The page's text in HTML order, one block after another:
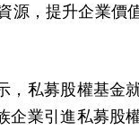
源，提升企業價
，私募股權基金
企業引進私募股